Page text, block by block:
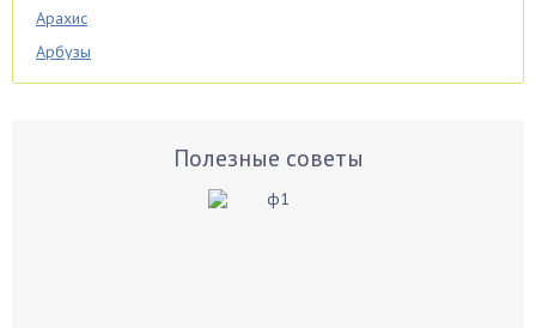
Арахис
Арбузы
Аспарагус
Полезные советы